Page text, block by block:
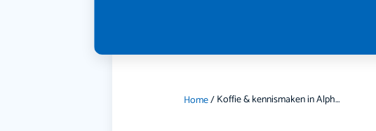
Home/ Koffie & kennismaken in Alphen aan den Rijn